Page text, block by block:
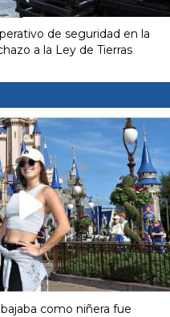
de seguridad en la
a la Ley de Tierras
como niñera fue